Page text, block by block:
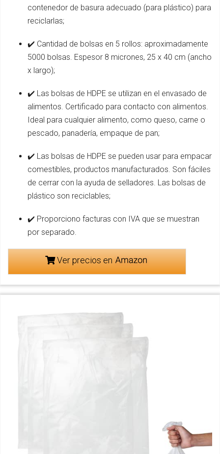
contenedor de basura adecuado (para plástico) para
reciclarlas;
✔️ Cantidad de bolsas en 5 rollos: aproximadamente
5000 bolsas. Espesor 8 micrones, 25 x 40 cm (ancho
x largo);
✔️ Las bolsas de HDPE se utilizan en el envasado de
alimentos. Certificado para contacto con alimentos.
Ideal para cualquier alimento, como queso, carne o
pescado, panadería, empaque de pan;
✔️ Las bolsas de HDPE se pueden usar para empacar
comestibles, productos manufacturados. Son fáciles
de cerrar con la ayuda de selladores. Las bolsas de
plástico son reciclables;
✔️ Proporciono facturas con IVA que se muestran
por separado.
Ver precios en